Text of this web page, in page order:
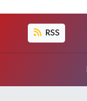
RSS